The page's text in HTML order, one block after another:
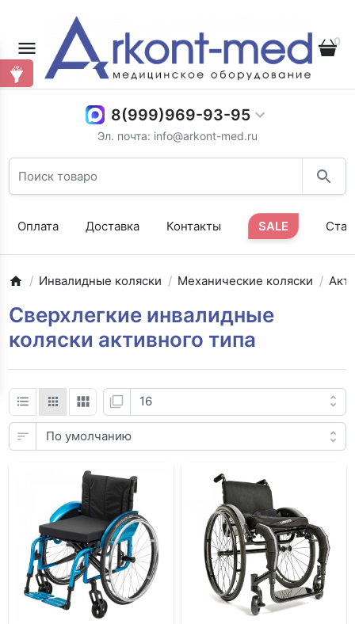
0
8(999)969-93-95
Эл. почта: info@arkont-med.ru
Оплата Доставка Контакты SALE
Инвалидные коляски Механические коляски
Сверхлегкие инвалидные
коляски активного типа